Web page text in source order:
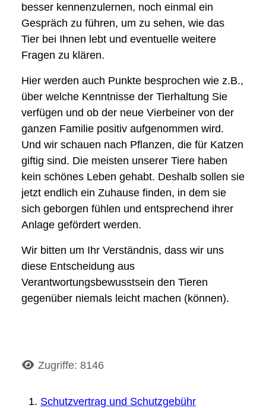
besser kennenzulernen, noch einmal ein
Gespräch zu führen, um zu sehen, wie das
Tier bei Ihnen lebt und eventuelle weitere
Fragen zu klären.
Hier werden auch Punkte besprochen wie z.B.,
über welche Kenntnisse der Tierhaltung Sie
verfügen und ob der neue Vierbeiner von der
ganzen Familie positiv aufgenommen wird.
Und wir schauen nach Pflanzen, die für Katzen
giftig sind. Die meisten unserer Tiere haben
kein schönes Leben gehabt. Deshalb sollen sie
jetzt endlich ein Zuhause finden, in dem sie
sich geborgen fühlen und entsprechend ihrer
Anlage gefördert werden.
Wir bitten um Ihr Verständnis, dass wir uns
diese Entscheidung aus
Verantwortungsbewusstsein den Tieren
gegenüber niemals leicht machen (können).
DetailsZugriffe: 8146
Schutzvertrag und Schutzgebühr